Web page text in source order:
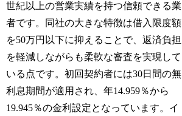
世紀以上の営業実績を持つ信頼できる業
者です。同社の大きな特徴は借入限度額
を50万円以下に抑えることで、返済負担
を軽減しながらも柔軟な審査を実現して
いる点です。初回契約者には30日間の無
利息期間が適用され、年14.959％から
19.945％の金利設定となっています。イ